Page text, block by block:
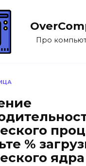
Про
%
ядра